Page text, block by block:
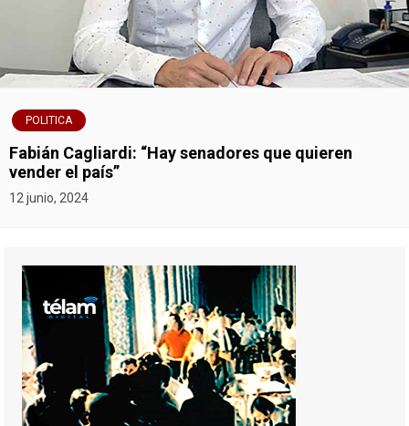
POLITICA
Fabián Cagliardi: “Hay senadores que quieren
vender el país”
12 junio, 2024